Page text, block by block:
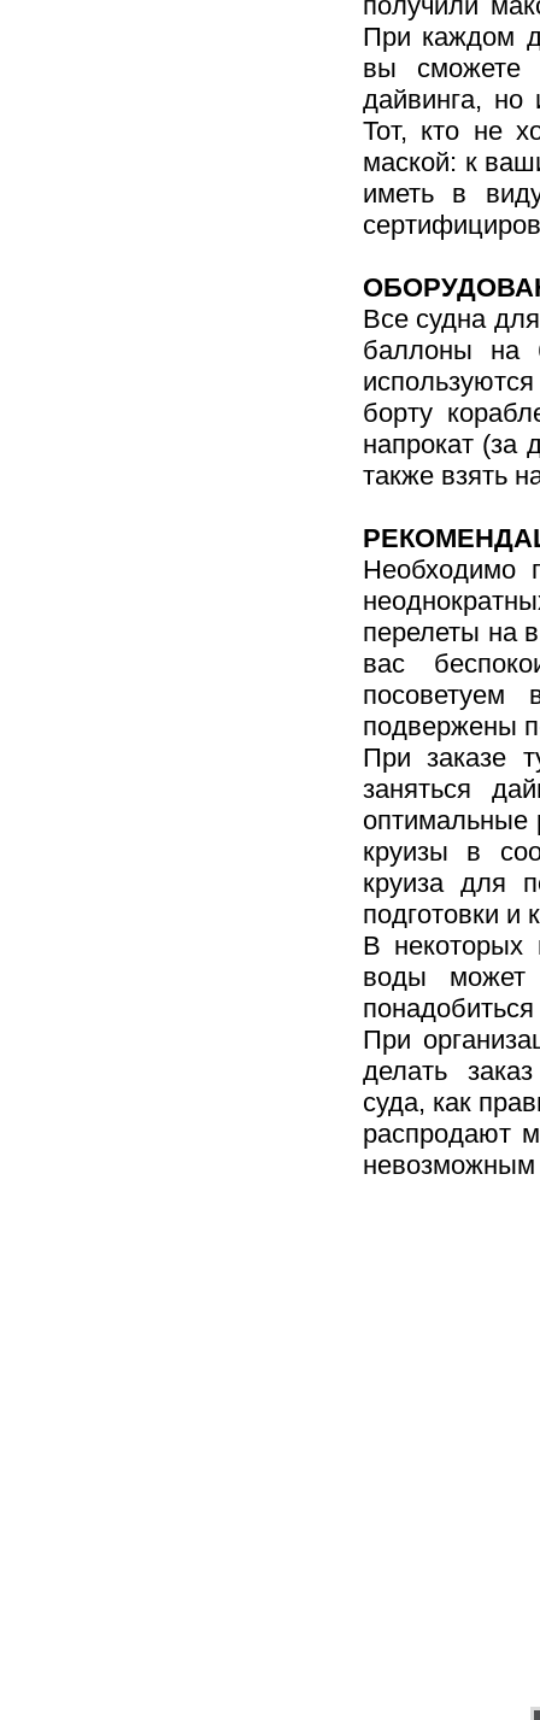
При каждом
вы сможете
дайвинга, но
Тот, кто не
маской: к
иметь в
Все судна
баллоны на
борту
напрокат (за
также взять
Необходимо
перелеты на
вас
посоветуем
подвержены
При заказе
заняться
оптимальные
круизы в
круиза для
подготовки и
В некоторых
воды может
При
делать
суда, как
распродают
невозможным